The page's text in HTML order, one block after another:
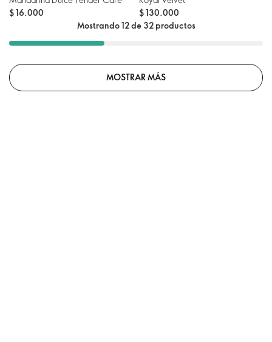
$ 16.000
$ 130.000
Mostrando 12 de 32 productos
MOSTRAR MÁS